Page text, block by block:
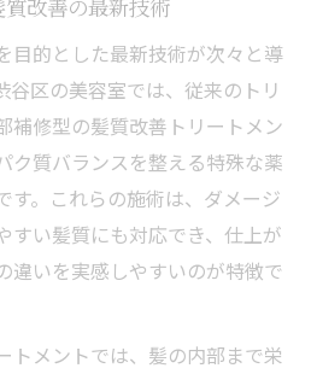
改善の最新技術
目的とした最新技術が次々と導
谷区の美容室では、従来のトリ
補修型の髪質改善トリートメン
ク質バランスを整える特殊な薬
す。これらの施術は、ダメージ
すい髪質にも対応でき、仕上が
違いを実感しやすいのが特徴で
トメントでは、髪の内部まで栄